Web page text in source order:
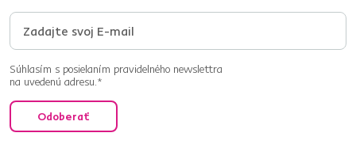
Súhlasím s posielaním pravidelného newslettra
na uvedenú adresu.*
Odoberať